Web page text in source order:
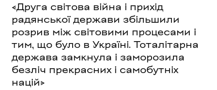
«Друга світова війна і прихід
радянської держави збільшили
розрив між світовими процесами і
тим, що було в Україні. Тоталітарна
держава замкнула і заморозила
безліч прекрасних і самобутніх
націй»